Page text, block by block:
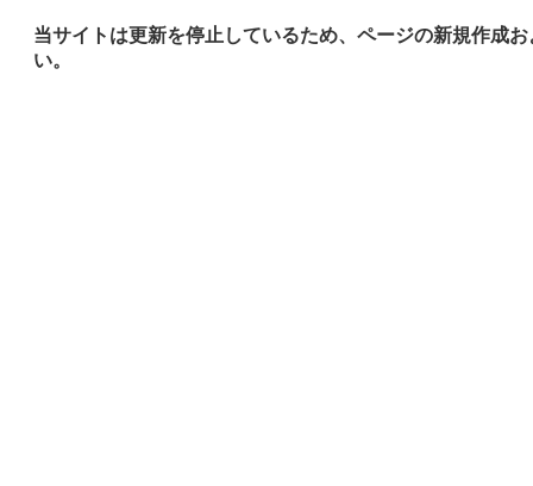
当サイトは更新を停止しているため、ページの新規作成
い。